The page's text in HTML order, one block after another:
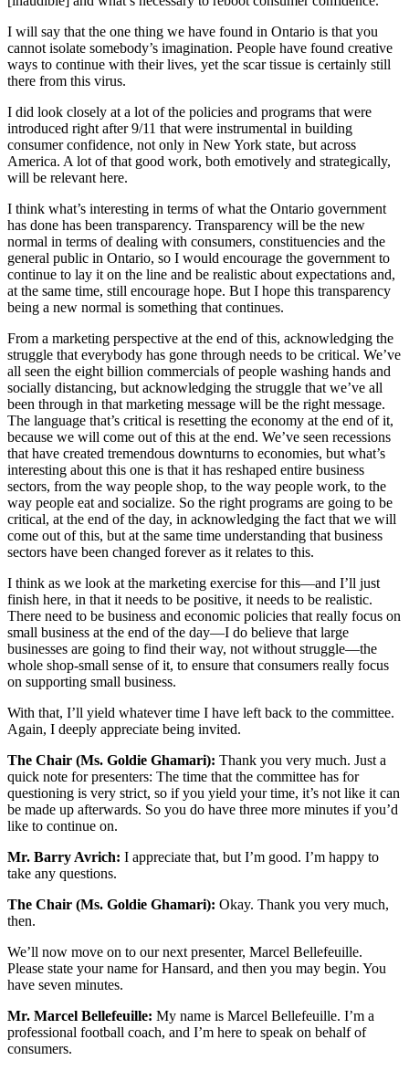
I will say that the one thing we have found in Ontario is that you
cannot isolate somebody’s imagination. People have found creative
ways to continue with their lives, yet the scar tissue is certainly still
there from this virus.
I did look closely at a lot of the policies and programs that were
introduced right after 9/11 that were instrumental in building
consumer confidence, not only in New York state, but across
America. A lot of that good work, both emotively and strategically,
will be relevant here.
I think what’s interesting in terms of what the Ontario government
has done has been transparency. Transparency will be the new
normal in terms of dealing with consumers, constituencies and the
general public in Ontario, so I would encourage the government to
continue to lay it on the line and be realistic about expectations and,
at the same time, still encourage hope. But I hope this transparency
being a new normal is something that continues.
From a marketing perspective at the end of this, acknowledging the
struggle that everybody has gone through needs to be critical. We’ve
all seen the eight billion commercials of people washing hands and
socially distancing, but acknowledging the struggle that we’ve all
been through in that marketing message will be the right message.
The language that’s critical is resetting the economy at the end of it,
because we will come out of this at the end. We’ve seen recessions
that have created tremendous downturns to economies, but what’s
interesting about this one is that it has reshaped entire business
sectors, from the way people shop, to the way people work, to the
way people eat and socialize. So the right programs are going to be
critical, at the end of the day, in acknowledging the fact that we will
come out of this, but at the same time understanding that business
sectors have been changed forever as it relates to this.
I think as we look at the marketing exercise for this—and I’ll just
finish here, in that it needs to be positive, it needs to be realistic.
There need to be business and economic policies that really focus on
small business at the end of the day—I do believe that large
businesses are going to find their way, not without struggle—the
whole shop-small sense of it, to ensure that consumers really focus
on supporting small business.
With that, I’ll yield whatever time I have left back to the committee.
Again, I deeply appreciate being invited.
The Chair (Ms. Goldie Ghamari): Thank you very much. Just a
quick note for presenters: The time that the committee has for
questioning is very strict, so if you yield your time, it’s not like it can
be made up afterwards. So you do have three more minutes if you’d
like to continue on.
Mr. Barry Avrich: I appreciate that, but I’m good. I’m happy to
take any questions.
The Chair (Ms. Goldie Ghamari): Okay. Thank you very much,
then.
We’ll now move on to our next presenter, Marcel Bellefeuille.
Please state your name for Hansard, and then you may begin. You
have seven minutes.
Mr. Marcel Bellefeuille: My name is Marcel Bellefeuille. I’m a
professional football coach, and I’m here to speak on behalf of
consumers.